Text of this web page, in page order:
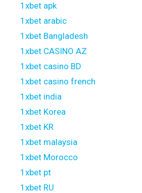
1xbet apk
1xbet arabic
1xbet Bangladesh
1xbet CASINO AZ
1xbet casino BD
1xbet casino french
1xbet india
1xbet Korea
1xbet KR
1xbet malaysia
1xbet Morocco
1xbet pt
1xbet RU